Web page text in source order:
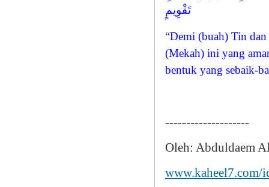
تَقْوِيمٍ
“Demi (buah) Tin
(Mekah) ini yang
bentuk yang sebaik-
--------------------
Oleh: Abduldaem
www.kaheel7.com/